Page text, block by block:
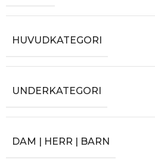
HUVUDKATEGORI
UNDERKATEGORI
DAM | HERR | BARN